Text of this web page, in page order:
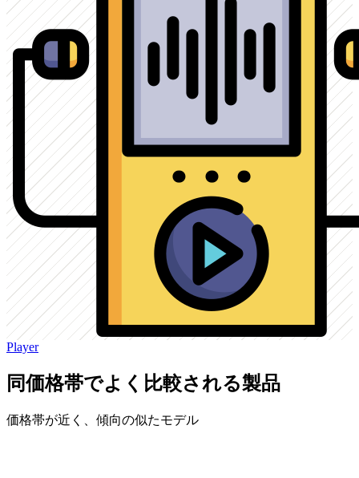
Player
同価格帯でよく比較される製品
価格帯が近く、傾向の似たモデル